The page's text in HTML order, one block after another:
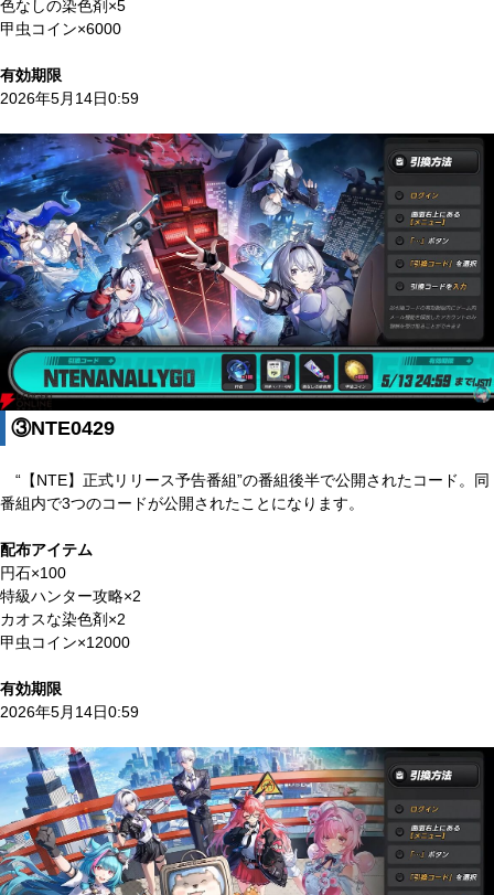
色なしの染色剤×5
甲虫コイン×6000
有効期限
2026年5月14日0:59
③NTE0429
“【NTE】正式リリース予告番組”の番組後半で公開されたコード。同
番組内で3つのコードが公開されたことになります。
配布アイテム
円石×100
特級ハンター攻略×2
カオスな染色剤×2
甲虫コイン×12000
有効期限
2026年5月14日0:59